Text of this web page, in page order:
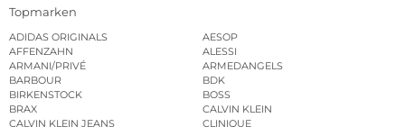
Topmarken
ADIDAS ORIGINALS
AESOP
AFFENZAHN
ALESSI
ARMANI/PRIVÉ
ARMEDANGELS
BARBOUR
BDK
BIRKENSTOCK
BOSS
BRAX
CALVIN KLEIN
CALVIN KLEIN JEANS
CLINIQUE